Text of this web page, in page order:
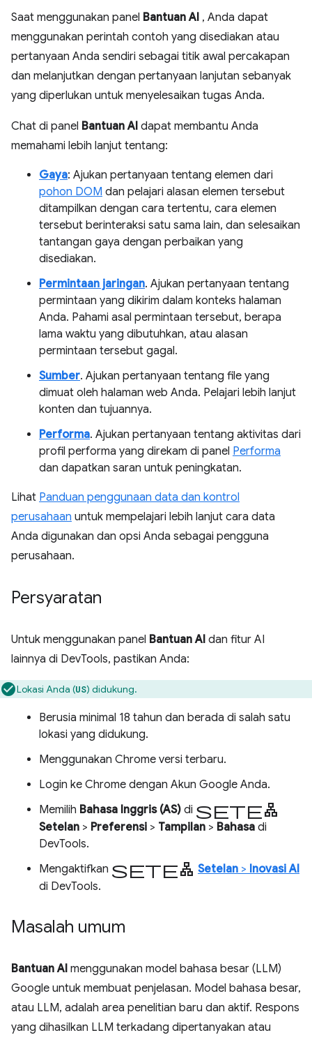
Saat menggunakan panel Bantuan AI , Anda dapat
menggunakan perintah contoh yang disediakan atau
pertanyaan Anda sendiri sebagai titik awal percakapan
dan melanjutkan dengan pertanyaan lanjutan sebanyak
yang diperlukan untuk menyelesaikan tugas Anda.
Chat di panel Bantuan AI dapat membantu Anda
memahami lebih lanjut tentang:
Gaya: Ajukan pertanyaan tentang elemen dari
pohon DOM dan pelajari alasan elemen tersebut
ditampilkan dengan cara tertentu, cara elemen
tersebut berinteraksi satu sama lain, dan selesaikan
tantangan gaya dengan perbaikan yang
disediakan.
Permintaan jaringan. Ajukan pertanyaan tentang
permintaan yang dikirim dalam konteks halaman
Anda. Pahami asal permintaan tersebut, berapa
lama waktu yang dibutuhkan, atau alasan
permintaan tersebut gagal.
Sumber. Ajukan pertanyaan tentang file yang
dimuat oleh halaman web Anda. Pelajari lebih lanjut
konten dan tujuannya.
Performa. Ajukan pertanyaan tentang aktivitas dari
profil performa yang direkam di panel Performa
dan dapatkan saran untuk peningkatan.
Lihat Panduan penggunaan data dan kontrol
perusahaan untuk mempelajari lebih lanjut cara data
Anda digunakan dan opsi Anda sebagai pengguna
perusahaan.
Persyaratan
Untuk menggunakan panel Bantuan AI dan fitur AI
lainnya di DevTools, pastikan Anda:
Lokasi Anda (US) didukung.
Berusia minimal 18 tahun dan berada di salah satu
lokasi yang didukung.
Menggunakan Chrome versi terbaru.
Login ke Chrome dengan Akun Google Anda.
Memilih Bahasa Inggris (AS) di setelan
Setelan > Preferensi > Tampilan > Bahasa di
DevTools.
Mengaktifkan setelan Setelan > Inovasi AI
di DevTools.
Masalah umum
Bantuan AI menggunakan model bahasa besar (LLM)
Google untuk membuat penjelasan. Model bahasa besar,
atau LLM, adalah area penelitian baru dan aktif. Respons
yang dihasilkan LLM terkadang dipertanyakan atau